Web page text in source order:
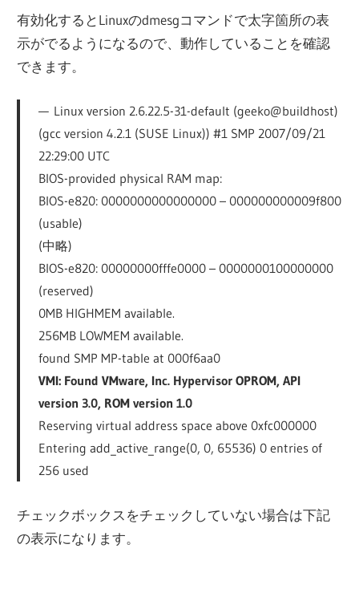
有効化するとLinuxのdmesgコマンドで太字箇所の表
示がでるようになるので、動作していることを確認
できます。
Linux version 2.6.22.5-31-default (geeko@buildhost)
(gcc version 4.2.1 (SUSE Linux)) #1 SMP 2007/09/21
22:29:00 UTC
BIOS-provided physical RAM map:
BIOS-e820: 0000000000000000 – 000000000009f800
(usable)
(中略)
BIOS-e820: 00000000fffe0000 – 0000000100000000
(reserved)
0MB HIGHMEM available.
256MB LOWMEM available.
found SMP MP-table at 000f6aa0
VMI: Found VMware, Inc. Hypervisor OPROM, API
version 3.0, ROM version 1.0
Reserving virtual address space above 0xfc000000
Entering add_active_range(0, 0, 65536) 0 entries of
256 used
チェックボックスをチェックしていない場合は下記
の表示になります。